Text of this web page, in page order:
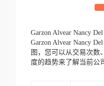
Garzon Alvear Nancy
Garzon Alvear Nancy
图，您可以从交易次数
度的趋势来了解当前公